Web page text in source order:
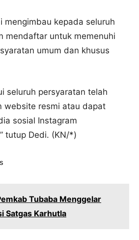
mengimbau kepada seluruh
mendaftar untuk memenuhi
umum dan khusus
seluruh persyaratan telah
website resmi atau dapat
sosial Instagram
tutup Dedi. (KN/*)
Tubaba Menggelar
Satgas Karhutla